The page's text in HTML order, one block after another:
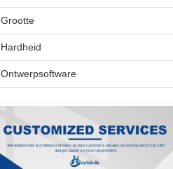
Grootte
Hardheid
Ontwerpsoftware